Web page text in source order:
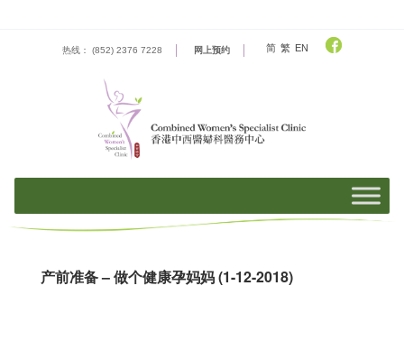
热线： (852) 2376 7228 网上预约 简 繁 EN
产前准备 – 做个健康孕妈妈 (1-12-2018)